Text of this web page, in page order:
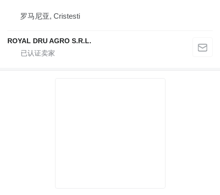
罗马尼亚, Cristesti
ROYAL DRU AGRO S.R.L.